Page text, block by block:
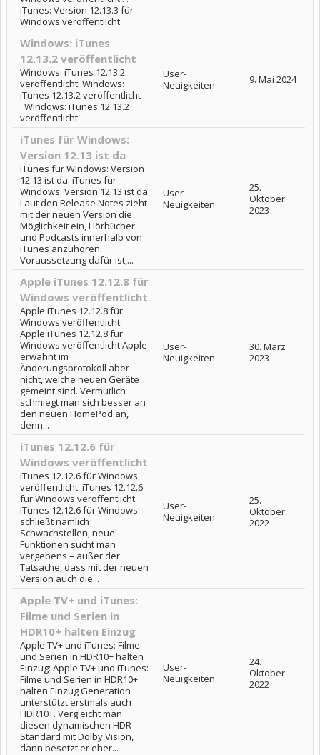
iTunes: Version 12.13.3 für
Windows veröffentlicht
Windows: iTunes
12.13.2 veröffentlicht
Windows: iTunes 12.13.2
veröffentlicht: Windows:
iTunes 12.13.2 veröffentlicht .
. Windows: iTunes 12.13.2
veröffentlicht
User-
Neuigkeiten
9. Mai 2024
iTunes für Windows:
Version 12.13 ist da
iTunes für Windows: Version
12.13 ist da: iTunes für
Windows: Version 12.13 ist da
Laut den Release Notes zieht
mit der neuen Version die
Möglichkeit ein, Hörbücher
und Podcasts innerhalb von
iTunes anzuhören.
Voraussetzung dafür ist,...
User-
Neuigkeiten
25.
Oktober
2023
Apple iTunes 12.12.8 für
Windows veröffentlicht
Apple iTunes 12.12.8 für
Windows veröffentlicht:
Apple iTunes 12.12.8 für
Windows veröffentlicht Apple
erwähnt im
Änderungsprotokoll aber
nicht, welche neuen Geräte
gemeint sind. Vermutlich
schmiegt man sich besser an
den neuen HomePod an,
denn...
User-
Neuigkeiten
30. März
2023
iTunes 12.12.6 für
Windows veröffentlicht
iTunes 12.12.6 für Windows
veröffentlicht: iTunes 12.12.6
für Windows veröffentlicht
iTunes 12.12.6 für Windows
schließt nämlich
Schwachstellen, neue
Funktionen sucht man
vergebens – außer der
Tatsache, dass mit der neuen
Version auch die...
User-
Neuigkeiten
25.
Oktober
2022
Apple TV+ und iTunes:
Filme und Serien in
HDR10+ halten Einzug
Apple TV+ und iTunes: Filme
und Serien in HDR10+ halten
Einzug: Apple TV+ und iTunes:
Filme und Serien in HDR10+
halten Einzug Generation
unterstützt erstmals auch
HDR10+. Vergleicht man
diesen dynamischen HDR-
Standard mit Dolby Vision,
dann besetzt er eher...
User-
Neuigkeiten
24.
Oktober
2022